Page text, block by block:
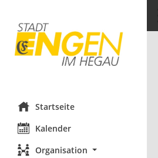
Startseite
Kalender
Organisation